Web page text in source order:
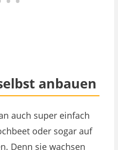
anbauen
auch super einfach
oder sogar auf
Denn sie wachsen